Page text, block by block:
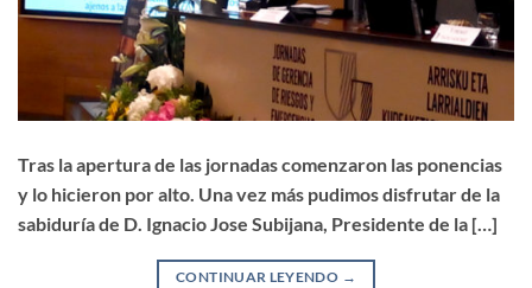
Tras la apertura de las jornadas comenzaron las ponencias
y lo hicieron por alto. Una vez más pudimos disfrutar de la
sabiduría de D. Ignacio Jose Subijana, Presidente de la […]
CONTINUAR LEYENDO →